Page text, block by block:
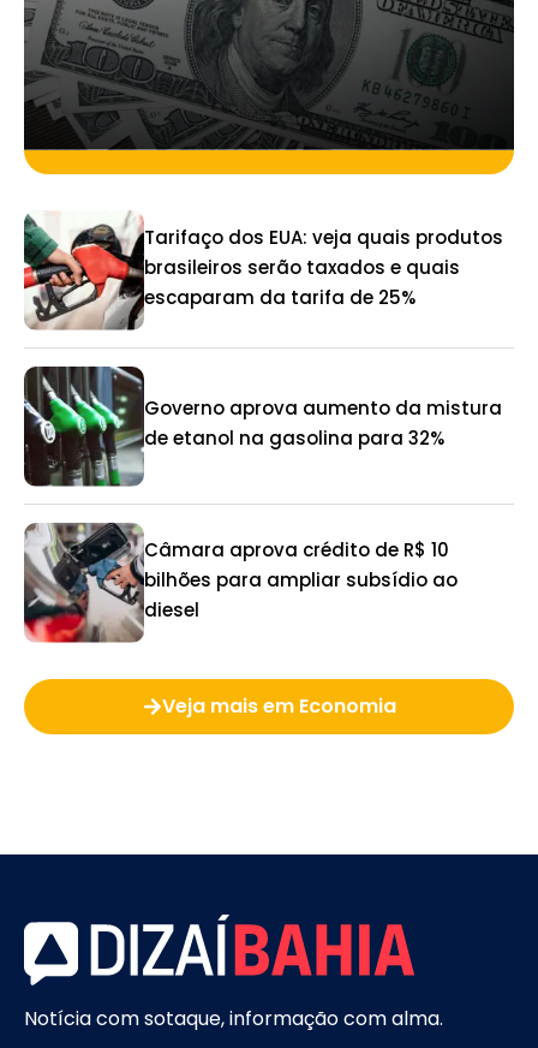
Tarifaço dos EUA: veja quais produtos
brasileiros serão taxados e quais
escaparam da tarifa de 25%
Governo aprova aumento da mistura
de etanol na gasolina para 32%
Câmara aprova crédito de R$ 10
bilhões para ampliar subsídio ao
diesel
Veja mais em Economia
Notícia com sotaque, informação com alma.